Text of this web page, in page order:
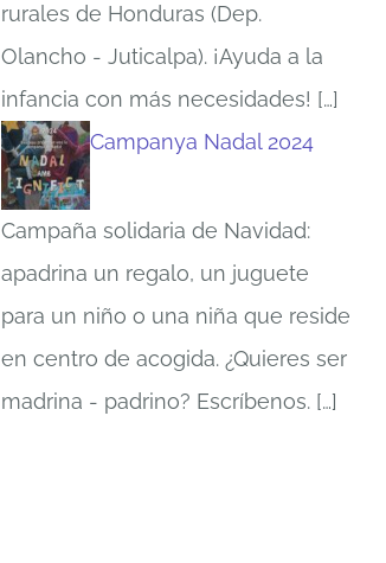
rurales de Honduras (Dep.
Olancho - Juticalpa). ¡Ayuda a la
infancia con más necesidades! […]
Campanya Nadal 2024
Campaña solidaria de Navidad:
apadrina un regalo, un juguete
para un niño o una niña que reside
en centro de acogida. ¿Quieres ser
madrina - padrino? Escríbenos.[…]